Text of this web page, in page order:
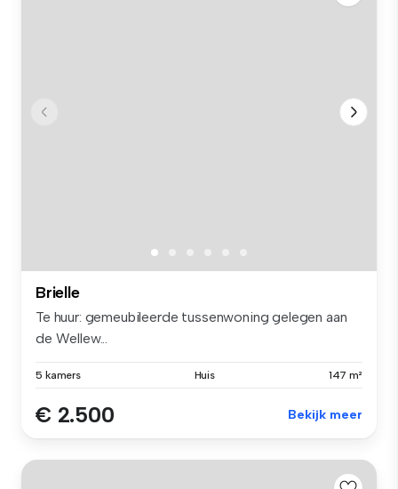
Brielle
Te huur: gemeubileerde tussenwoning gelegen aan
de Wellew...
5 kamers Huis 147 m²
€ 2.500 Bekijk meer